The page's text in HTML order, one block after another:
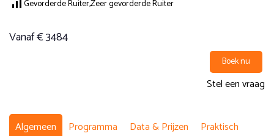
Gevorderde Ruiter,Zeer gevorderde Ruiter
Vanaf € 3484
Boek nu
Stel een vraag
Algemeen Programma Data & Prijzen
Praktisch